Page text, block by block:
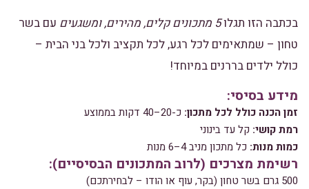
בכתבה הזו תגלו5 מתכונים קלים, מהירים, ומשגעים
עם בשר
טחון – שמתאימים לכל רגע, לכל תקציב ולכל בני הבית –
כולל ילדים בררנים במיוחד!
מידע בסיסי:
זמן הכנה כולל לכל מתכון: כ-20–40 דקות בממוצע
רמת קושי: קל עד בינוני
כמות מנות: כל מתכון מניב 4–6 מנות
רשימת מצרכים (לרוב המתכונים הבסיסיים):
500 גרם בשר טחון (בקר, עוף או הודו – לבחירתכם)